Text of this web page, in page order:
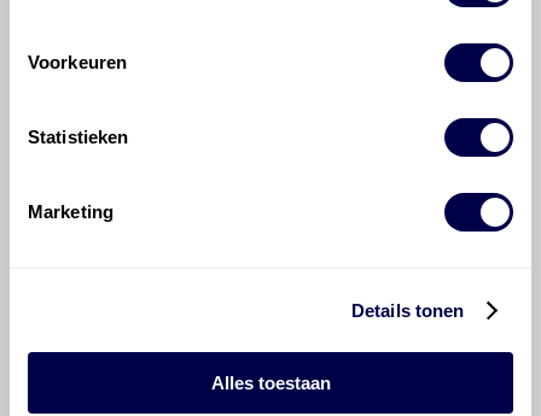
Voorkeuren
Statistieken
Marketing
Details tonen
Alles toestaan
©Olyslager
informatie mag noch geheel noch gedeeltelijk worden
gereproduceerd, opgeslagen in een database of op
andere manieren worden overgedragen zonder
en compleet mogelijk zijn, wordt geen
aansprakelijkheid aanvaard, anders dan waartoe een
wettelijke verplichting bestaat, voor schade of verlies